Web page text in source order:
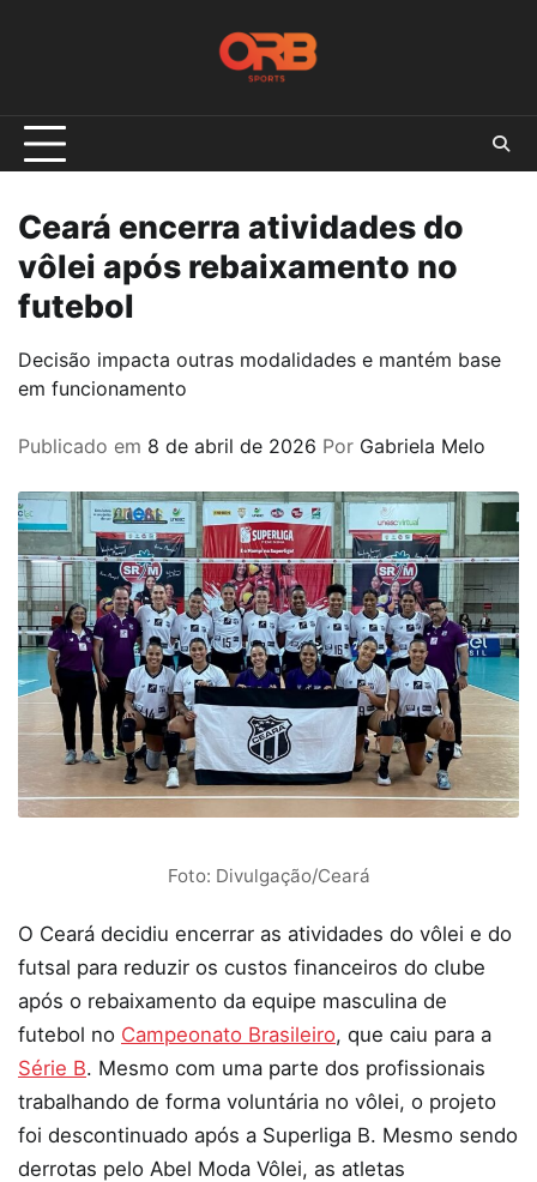
Ceará encerra atividades do
vôlei após rebaixamento no
futebol
Decisão impacta outras modalidades e mantém base
em funcionamento
Publicado em 8 de abril de 2026 Por Gabriela Melo
Foto: Divulgação/Ceará
O Ceará decidiu encerrar as atividades do vôlei e do
futsal para reduzir os custos financeiros do clube
após o rebaixamento da equipe masculina de
futebol no Campeonato Brasileiro, que caiu para a
Série B. Mesmo com uma parte dos profissionais
trabalhando de forma voluntária no vôlei, o projeto
foi descontinuado após a Superliga B. Mesmo sendo
derrotas pelo Abel Moda Vôlei, as atletas